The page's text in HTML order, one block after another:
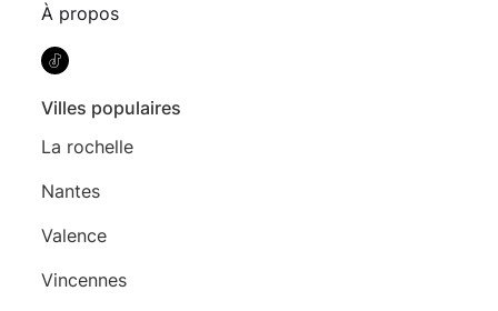
À propos
Villes populaires
La rochelle
Nantes
Valence
Vincennes